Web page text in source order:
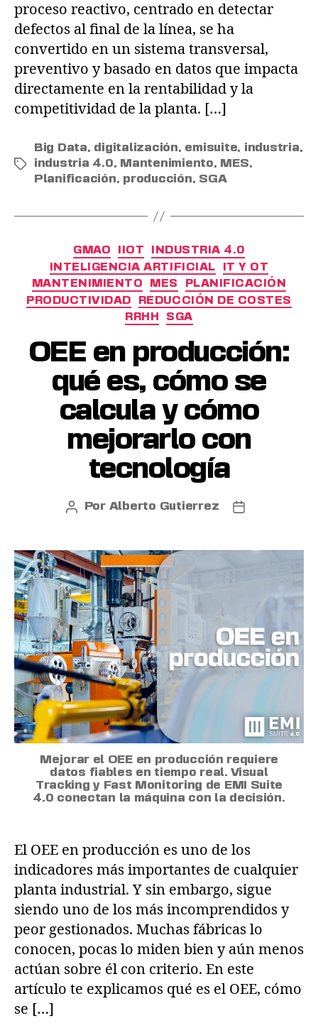
proceso reactivo, centrado en detectar
defectos al final de la línea, se ha
convertido en un sistema transversal,
preventivo y basado en datos que impacta
directamente en la rentabilidad y la
competitividad de la planta. […]
Big Data, digitalización, emisuite, industria,
industria 4.0, Mantenimiento, MES,
Planificación, producción, SGA
GMAO IIOT
INDUSTRIA 4.0
INTELIGENCIA ARTIFICIAL
IT Y OT
MANTENIMIENTO
MES
PLANIFICACIÓN
PRODUCTIVIDAD
REDUCCIÓN DE COSTES
RRHH
SGA
OEE en producción:
qué es, cómo se
calcula y cómo
mejorarlo con
tecnología
Por Alberto Gutierrez
Mejorar el OEE en producción requiere
datos fiables en tiempo real. Visual
Tracking y Fast Monitoring de EMI Suite
4.0 conectan la máquina con la decisión.
El OEE en producción es uno de los
indicadores más importantes de cualquier
planta industrial. Y sin embargo, sigue
siendo uno de los más incomprendidos y
peor gestionados. Muchas fábricas lo
conocen, pocas lo miden bien y aún menos
actúan sobre él con criterio. En este
artículo te explicamos qué es el OEE, cómo
se […]